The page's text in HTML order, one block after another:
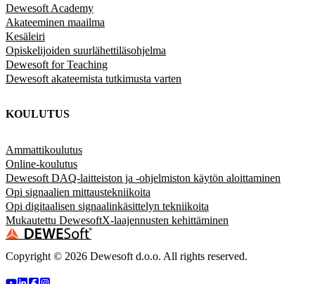
Dewesoft Academy
Akateeminen maailma
Kesäleiri
Opiskelijoiden suurlähettiläsohjelma
Dewesoft for Teaching
Dewesoft akateemista tutkimusta varten
KOULUTUS
Ammattikoulutus
Online-koulutus
Dewesoft DAQ-laitteiston ja -ohjelmiston käytön aloittaminen
Opi signaalien mittaustekniikoita
Opi digitaalisen signaalinkäsittelyn tekniikoita
Mukautettu DewesoftX-laajennusten kehittäminen
Copyright © 2026 Dewesoft d.o.o. All rights reserved.